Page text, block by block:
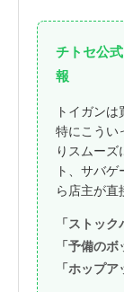
チトセ公
報
トイガンは
特にこうい
りスムー
ト、サバ
ら店主が直
「ストッ
「予備の
「ホップ